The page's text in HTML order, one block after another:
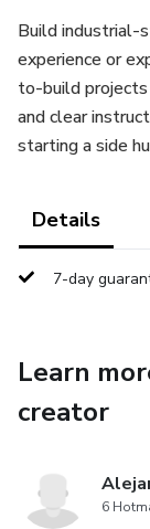
Build
experience or
to-build
and clear
starting a side
Details
7-day
Learn
creator
6